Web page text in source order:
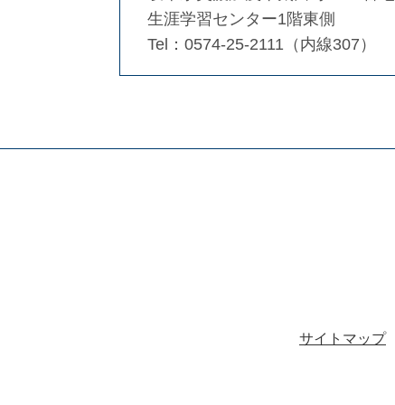
生涯学習センター1階東側
Tel：0574-25-2111（内線307）
サイトマップ